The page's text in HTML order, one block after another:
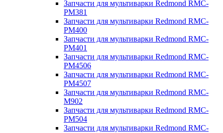
Запчасти для мультиварки Redmond RMC-
PM381
Запчасти для мультиварки Redmond RMC-
PM400
Запчасти для мультиварки Redmond RMC-
PM401
Запчасти для мультиварки Redmond RMC-
PM4506
Запчасти для мультиварки Redmond RMC-
PM4507
Запчасти для мультиварки Redmond RMC-
M902
Запчасти для мультиварки Redmond RMC-
PM504
Запчасти для мультиварки Redmond RMC-